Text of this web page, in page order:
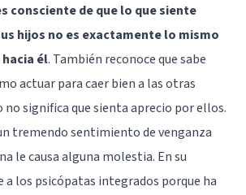
consciente de que lo que siente
hijos no es exactamente lo mismo
él. También reconoce que sabe
actuar para caer bien a las otras
no significa que sienta aprecio por ellos.
tremendo sentimiento de venganza
le causa alguna molestia. En su
los psicópatas integrados porque ha